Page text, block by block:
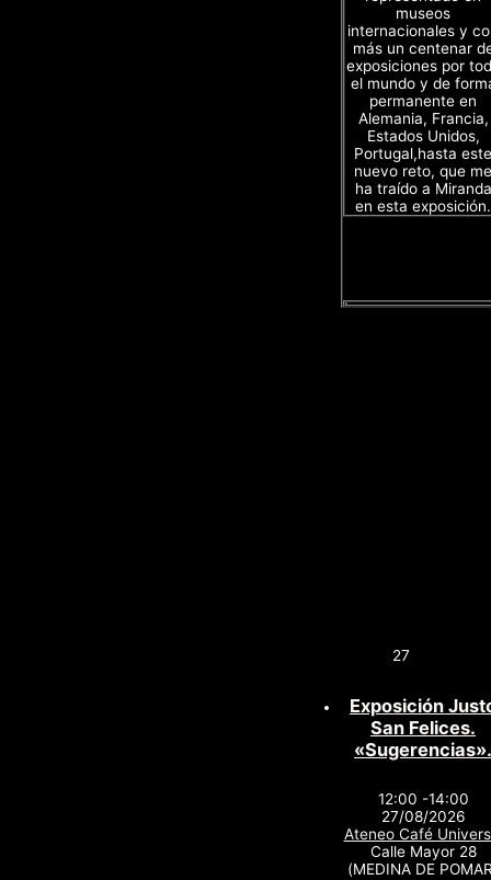
museos
internacionales y
más un centenar
exposiciones por
el mundo y de
permanente en
Alemania, Francia,
Estados Unidos,
Portugal,hasta este
nuevo reto, que me
ha traído a Miranda
en esta exposición.
27
Exposición
San Felices.
«Sugerencias».
12:00 -14:00
27/08/2026
Ateneo Café
Calle Mayor 28
(MEDINA DE